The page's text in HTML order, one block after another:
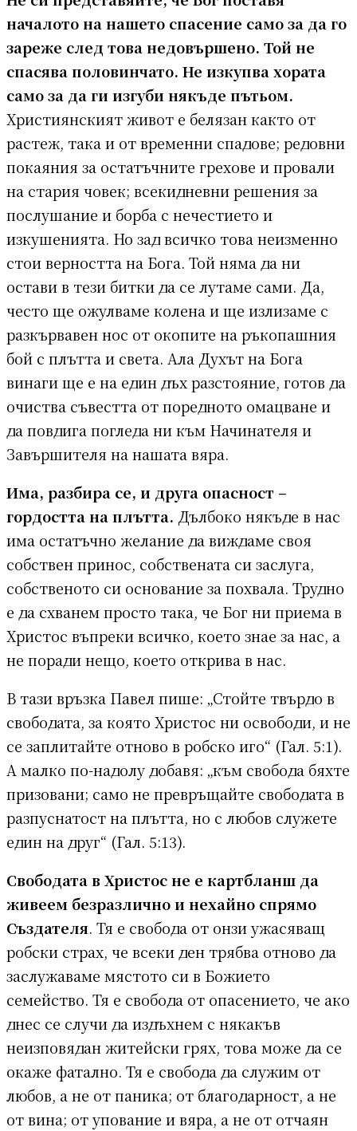
началото на нашето спасение само за да го
зареже след това недовършено. Той не
спасява половинчато. Не изкупва хората
само за да ги изгуби някъде пътьом.
Християнският живот е белязан както от
растеж, така и от временни спадове; редовни
покаяния за остатъчните грехове и провали
на стария човек; всекидневни решения за
послушание и борба с нечестието и
изкушенията. Но зад всичко това неизменно
стои верността на Бога. Той няма да ни
остави в тези битки да се лутаме сами. Да,
често ще ожулваме колена и ще излизаме с
разкървавен нос от окопите на ръкопашния
бой с плътта и света. Ала Духът на Бога
винаги ще е на един дъх разстояние, готов да
очиства съвестта от поредното омацване и
да повдига погледа ни към Начинателя и
Завършителя на нашата вяра.
Има, разбира се, и друга опасност –
гордостта на плътта. Дълбоко някъде в нас
има остатъчно желание да виждаме своя
собствен принос, собствената си заслуга,
собственото си основание за похвала. Трудно
е да схванем просто така, че Бог ни приема в
Христос въпреки всичко, което знае за нас, а
не поради нещо, което открива в нас.
В тази връзка Павел пише: „Стойте твърдо в
свободата, за която Христос ни освободи, и не
се заплитайте отново в робско иго“ (Гал. 5:1).
А малко по-надолу добавя: „към свобода бяхте
призовани; само не превръщайте свободата в
разпуснатост на плътта, но с любов служете
един на друг“ (Гал. 5:13).
Свободата в Христос не е картбланш да
живеем безразлично и нехайно спрямо
Създателя. Тя е свобода от онзи ужасяващ
робски страх, че всеки ден трябва отново да
заслужаваме мястото си в Божието
семейство. Тя е свобода от опасението, че ако
днес се случи да издъхнем с някакъв
неизповядан житейски грях, това може да се
окаже фатално. Тя е свобода да служим от
любов, а не от паника; от благодарност, а не
от вина; от упование и вяра, а не от отчаян